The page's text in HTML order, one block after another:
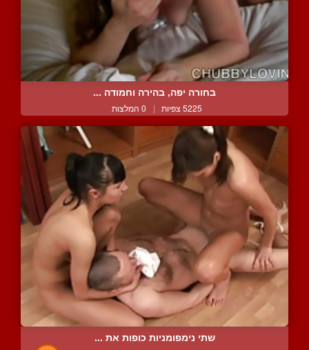
בחורה יפה, בהירה וחמודה ...
5225 צפיות | 0 המלצות
שתי נימפומניות כופות את ...